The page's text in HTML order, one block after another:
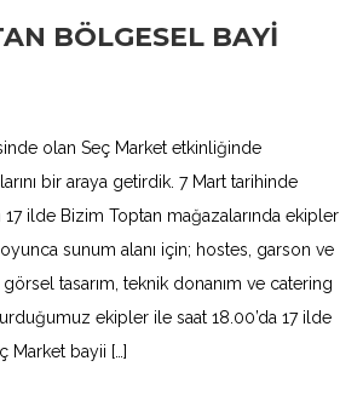
BÖLGESEL BAYI
olan Seç Market etkinliğinde
bir araya getirdik. 7 Mart tarihinde
17 ilde Bizim Toptan mağazalarında ekipler
sunum alanı için; hostes, garson ve
tasarım, teknik donanım ve catering
ekipler ile saat 18.00’da 17 ilde
Market bayii […]